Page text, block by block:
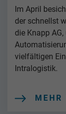
Im April
der schnellst
die Knapp
vielfältigen
Intralogistik.
MEHR